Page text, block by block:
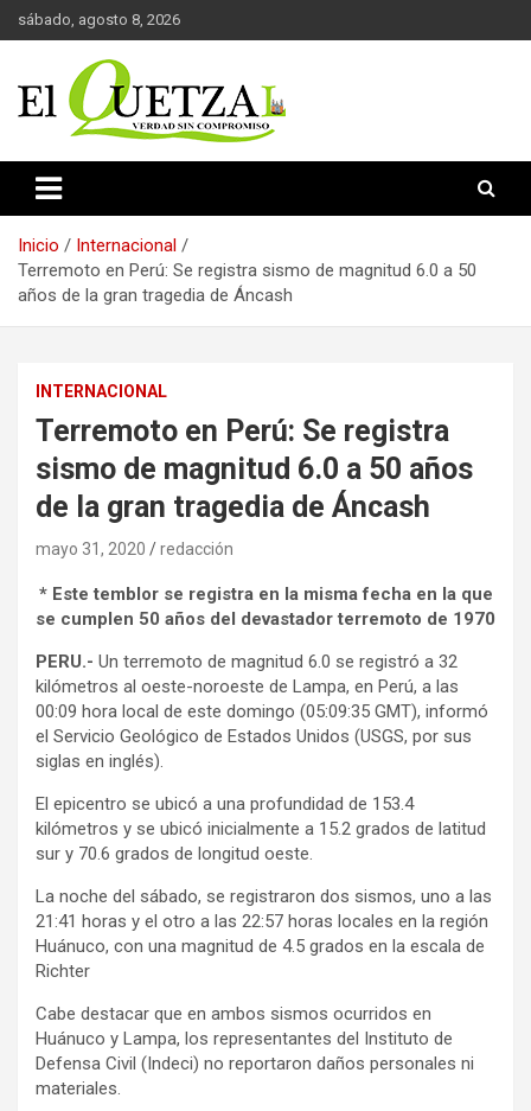
Saltar
al
sábado, agosto 8, 2026
El Quetzal de Cholula
Inicio
Internacional
Terremoto en Perú: Se registra sismo de magnitud 6.0 a 50
años de la gran tragedia de Áncash
INTERNACIONAL
Terremoto en Perú: Se registra
sismo de magnitud 6.0 a 50 años
de la gran tragedia de Áncash
mayo 31, 2020 redacción
* Este temblor se registra en la misma fecha en la que
se cumplen 50 años del devastador terremoto de 1970
PERU.- Un terremoto de magnitud 6.0 se registró a 32
kilómetros al oeste-noroeste de Lampa, en Perú, a las
00:09 hora local de este domingo (05:09:35 GMT), informó
el Servicio Geológico de Estados Unidos (USGS, por sus
siglas en inglés).
El epicentro se ubicó a una profundidad de 153.4
kilómetros y se ubicó inicialmente a 15.2 grados de latitud
sur y 70.6 grados de longitud oeste.
La noche del sábado, se registraron dos sismos, uno a las
21:41 horas y el otro a las 22:57 horas locales en la región
Huánuco, con una magnitud de 4.5 grados en la escala de
Richter
Cabe destacar que en ambos sismos ocurridos en
Huánuco y Lampa, los representantes del Instituto de
Defensa Civil (Indeci) no reportaron daños personales ni
materiales.